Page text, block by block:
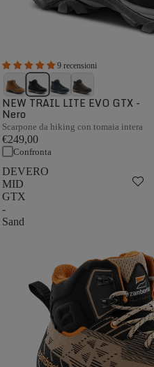
9 recensioni
NEW TRAIL LITE EVO GTX -
Nero
Scarpone da hiking con tomaia intera
€249,00
Confronta
DEVERO
MID
GTX
-
Sand